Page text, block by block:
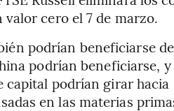
cero el 7 de marzo.
podrían beneficiarse
podrían beneficiarse,
podrían girar hacia
en las materias